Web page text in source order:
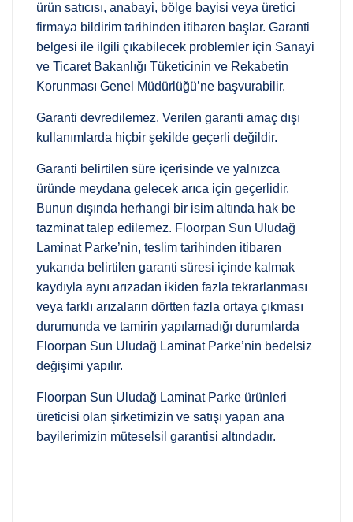
ürün satıcısı, anabayi, bölge bayisi veya üretici
firmaya bildirim tarihinden itibaren başlar. Garanti
belgesi ile ilgili çıkabilecek problemler için Sanayi
ve Ticaret Bakanlığı Tüketicinin ve Rekabetin
Korunması Genel Müdürlüğü’ne başvurabilir.
Garanti devredilemez. Verilen garanti amaç dışı
kullanımlarda hiçbir şekilde geçerli değildir.
Garanti belirtilen süre içerisinde ve yalnızca
üründe meydana gelecek arıca için geçerlidir.
Bunun dışında herhangi bir isim altında hak be
tazminat talep edilemez. Floorpan Sun Uludağ
Laminat Parke’nin, teslim tarihinden itibaren
yukarıda belirtilen garanti süresi içinde kalmak
kaydıyla aynı arızadan ikiden fazla tekrarlanması
veya farklı arızaların dörtten fazla ortaya çıkması
durumunda ve tamirin yapılamadığı durumlarda
Floorpan Sun Uludağ Laminat Parke’nin bedelsiz
değişimi yapılır.
Floorpan Sun Uludağ Laminat Parke ürünleri
üreticisi olan şirketimizin ve satışı yapan ana
bayilerimizin müteselsil garantisi altındadır.